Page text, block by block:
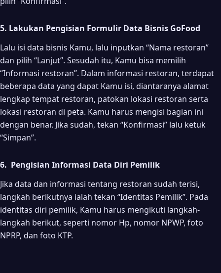
5. Lakukan Pengisian Formulir Data Bisnis GoFood
Lalu isi data bisnis Kamu, lalu inputkan “Nama restoran”
dan pilih “Lanjut”. Sesudah itu, Kamu bisa memilih
“Informasi restoran”. Dalam informasi restoran, terdapat
beberapa data yang dapat Kamu isi, diantaranya alamat
lengkap tempat restoran, patokan lokasi restoran serta
lokasi restoran di peta. Kamu harus mengisi bagian ini
dengan benar. Jika sudah, tekan “Konfirmasi” lalu ketuk
“Simpan”.
6. Pengisian Informasi Data Diri Pemilik
Jika data dan informasi tentang restoran sudah terisi,
langkah berikutnya ialah tekan “Identitas Pemilik”. Pada
identitas diri pemilik, Kamu harus mengikuti langkah-
langkah berikut, seperti nomor Hp, nomor NPWP, foto
NPRP, dan foto KTP.